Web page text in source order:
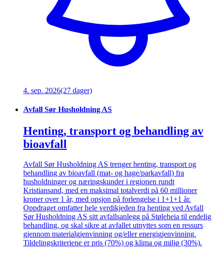
4. sep. 2026(27 dager)
Avfall Sør Husholdning AS
Henting, transport og behandling av
bioavfall
Avfall Sør Husholdning AS trenger henting, transport og
behandling av bioavfall (mat- og hage/parkavfall) fra
husholdninger og næringskunder i regionen rundt
Kristiansand, med en maksimal totalverdi på 60 millioner
kroner over 1 år, med opsjon på forlengelse i 1+1+1 år.
Oppdraget omfatter hele verdikjeden fra henting ved Avfall
Sør Husholdning AS sitt avfallsanlegg på Støleheia til endelig
behandling, og skal sikre at avfallet utnyttes som en ressurs
gjennom materialgjenvinning og/eller energigjenvinning.
Tildelingskriteriene er pris (70%) og klima og miljø (30%).